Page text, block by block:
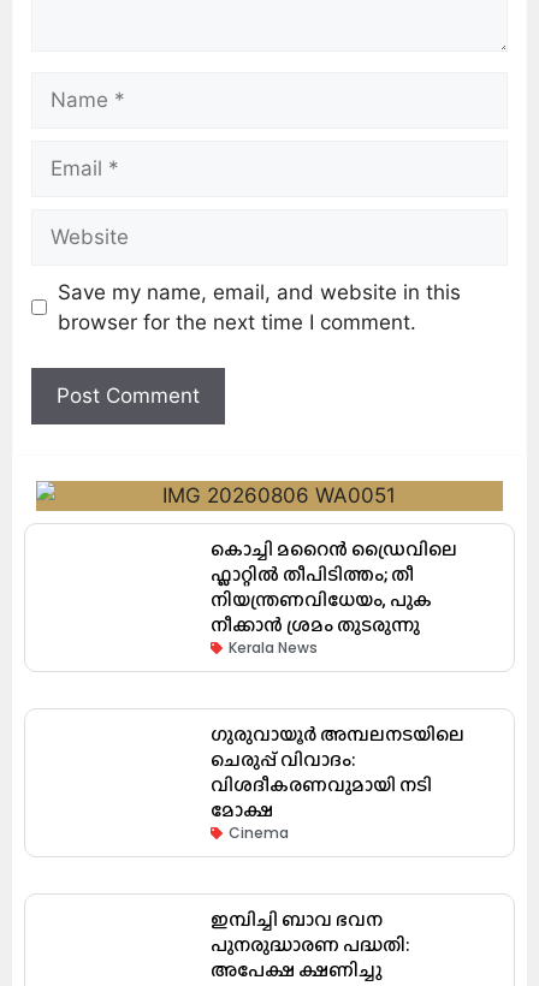
Save my name, email, and website in this
browser for the next time I comment.
കൊച്ചി മറൈൻ ഡ്രൈവിലെ
ഫ്ലാറ്റിൽ തീപിടിത്തം; തീ
നിയന്ത്രണവിധേയം, പുക
നീക്കാൻ ശ്രമം തുടരുന്നു
Kerala News
ഗുരുവായൂർ അമ്പലനടയിലെ
ചെരുപ്പ് വിവാദം:
വിശദീകരണവുമായി നടി
മോക്ഷ
Cinema
ഇമ്പിച്ചി ബാവ ഭവന
പുനരുദ്ധാരണ പദ്ധതി:
അപേക്ഷ ക്ഷണിച്ചു